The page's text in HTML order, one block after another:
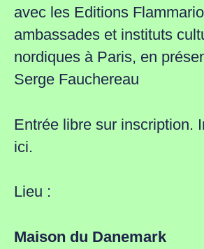
avec les Editions
ambassades et instituts
nordiques à Paris, en
Serge Fauchereau
Entrée libre sur inscription.
ici.
Lieu :
Maison du Danemark